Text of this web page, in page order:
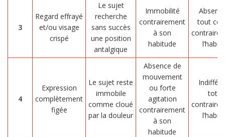
3
Regard effrayé
et/ou visage
crispé
Le sujet
recherche
sans succès
une position
antalgique
Immobilité
contrairement
à son
habitude
tout
4
Expression
complètement
figée
Le sujet reste
immobile
comme cloué
par la douleur
Absence de
mouvement
ou forte
agitation
contrairement
à son
habitude